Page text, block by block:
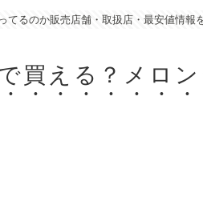
てるのか販売店舗・取扱店・最安値情報
買える？メロ